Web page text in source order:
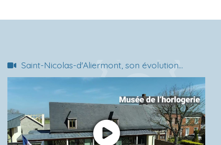
Saint-Nicolas-d'Aliermont, son évolution...